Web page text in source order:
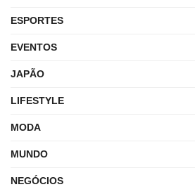
ESPORTES
EVENTOS
JAPÃO
LIFESTYLE
MODA
MUNDO
NEGÓCIOS